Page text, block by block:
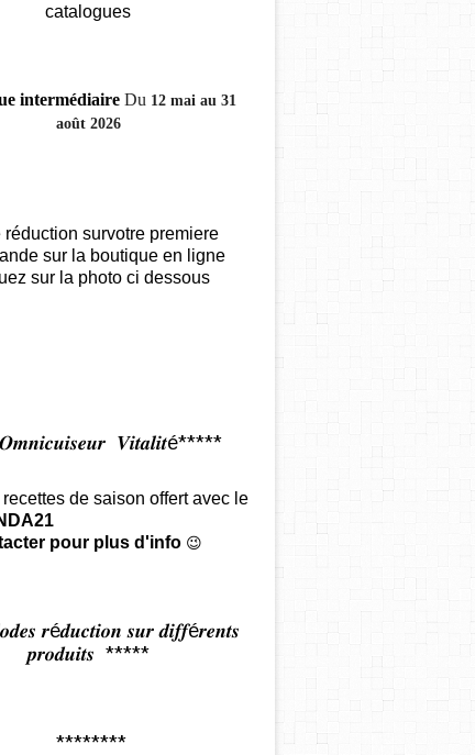
catalogues
intermédiaire Du 12 mai au 31
août 2026
réduction survotre premiere
sur la boutique en ligne
sur la photo ci dessous
𝑽𝒊𝒕𝒂𝒍𝒊𝒕é*****
de saison offertavec le
pour plus d'info 😉
𝒓é𝒅𝒖𝒄𝒕𝒊𝒐𝒏 𝒔𝒖𝒓 𝒅𝒊𝒇𝒇é𝒓𝒆𝒏𝒕𝒔
𝒑𝒓𝒐𝒅𝒖𝒊𝒕𝒔 *****
********